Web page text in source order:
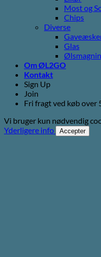
Most og
Chips
Diverse
Glas
Om ØL2GO
Kontakt
Sign Up
Join
Fri fragt ved køb over
Vi bruger kun nødvendig
Yderligere info
Accepter